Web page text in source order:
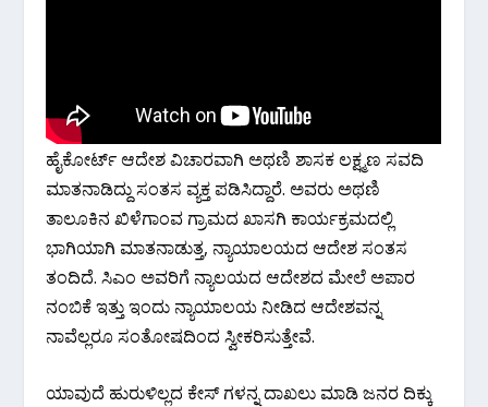
ಹೈಕೋರ್ಟ್ ಆದೇಶ ವಿಚಾರವಾಗಿ ಅಥಣಿ ಶಾಸಕ ಲಕ್ಷ್ಮಣ ಸವದಿ
ಮಾತನಾಡಿದ್ದು ಸಂತಸ ವ್ಯಕ್ತ ಪಡಿಸಿದ್ದಾರೆ. ಅವರು ಅಥಣಿ
ತಾಲೂಕಿನ ಖಿಳೆಗಾಂವ ಗ್ರಾಮದ ಖಾಸಗಿ ಕಾರ್ಯಕ್ರಮದಲ್ಲಿ
ಭಾಗಿಯಾಗಿ ಮಾತನಾಡುತ್ತ, ನ್ಯಾಯಾಲಯದ ಆದೇಶ ಸಂತಸ
ತಂದಿದೆ. ಸಿಎಂ ಅವರಿಗೆ ನ್ಯಾಲಯದ ಆದೇಶದ ಮೇಲೆ ಅಪಾರ
ನಂಬಿಕೆ ಇತ್ತು ಇಂದು ನ್ಯಾಯಾಲಯ ನೀಡಿದ ಆದೇಶವನ್ನ
ನಾವೆಲ್ಲರೂ ಸಂತೋಷದಿಂದ ಸ್ವೀಕರಿಸುತ್ತೇವೆ.
ಯಾವುದೆ ಹುರುಳಿಲ್ಲದ ಕೇಸ್ ಗಳನ್ನ ದಾಖಲು ಮಾಡಿ ಜನರ ದಿಕ್ಕು